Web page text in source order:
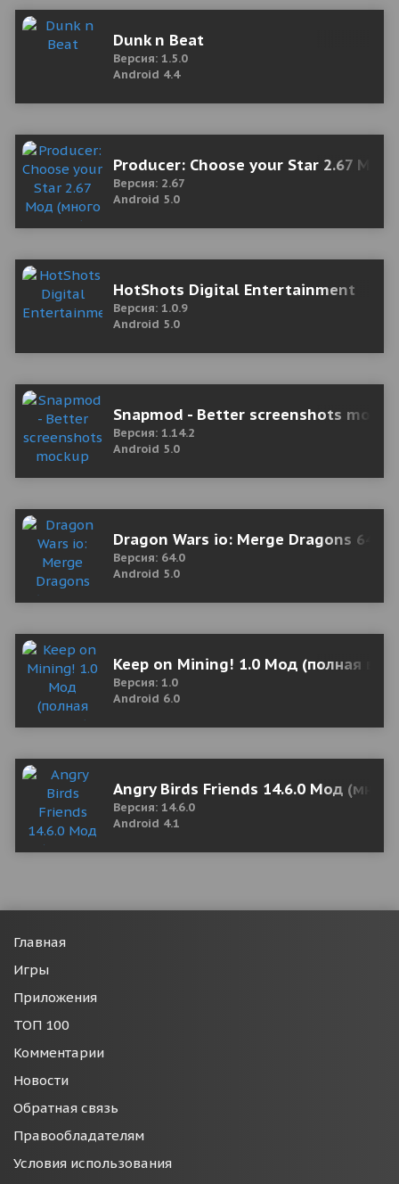
Dunk n Beat
Версия: 1.5.0
Android 4.4
Producer: Choose your Star 2.67 Мод
Версия: 2.67
Android 5.0
HotShots Digital Entertainment
Версия: 1.0.9
Android 5.0
Snapmod - Better screenshots
Версия: 1.14.2
Android 5.0
Dragon Wars io: Merge Dragons 64.0
Версия: 64.0
Android 5.0
Keep on Mining! 1.0 Мод (полная
Версия: 1.0
Android 6.0
Angry Birds Friends 14.6.0 Мод
Версия: 14.6.0
Android 4.1
Главная
Игры
Приложения
ТОП 100
Комментарии
Новости
Обратная связь
Правообладателям
Условия использования